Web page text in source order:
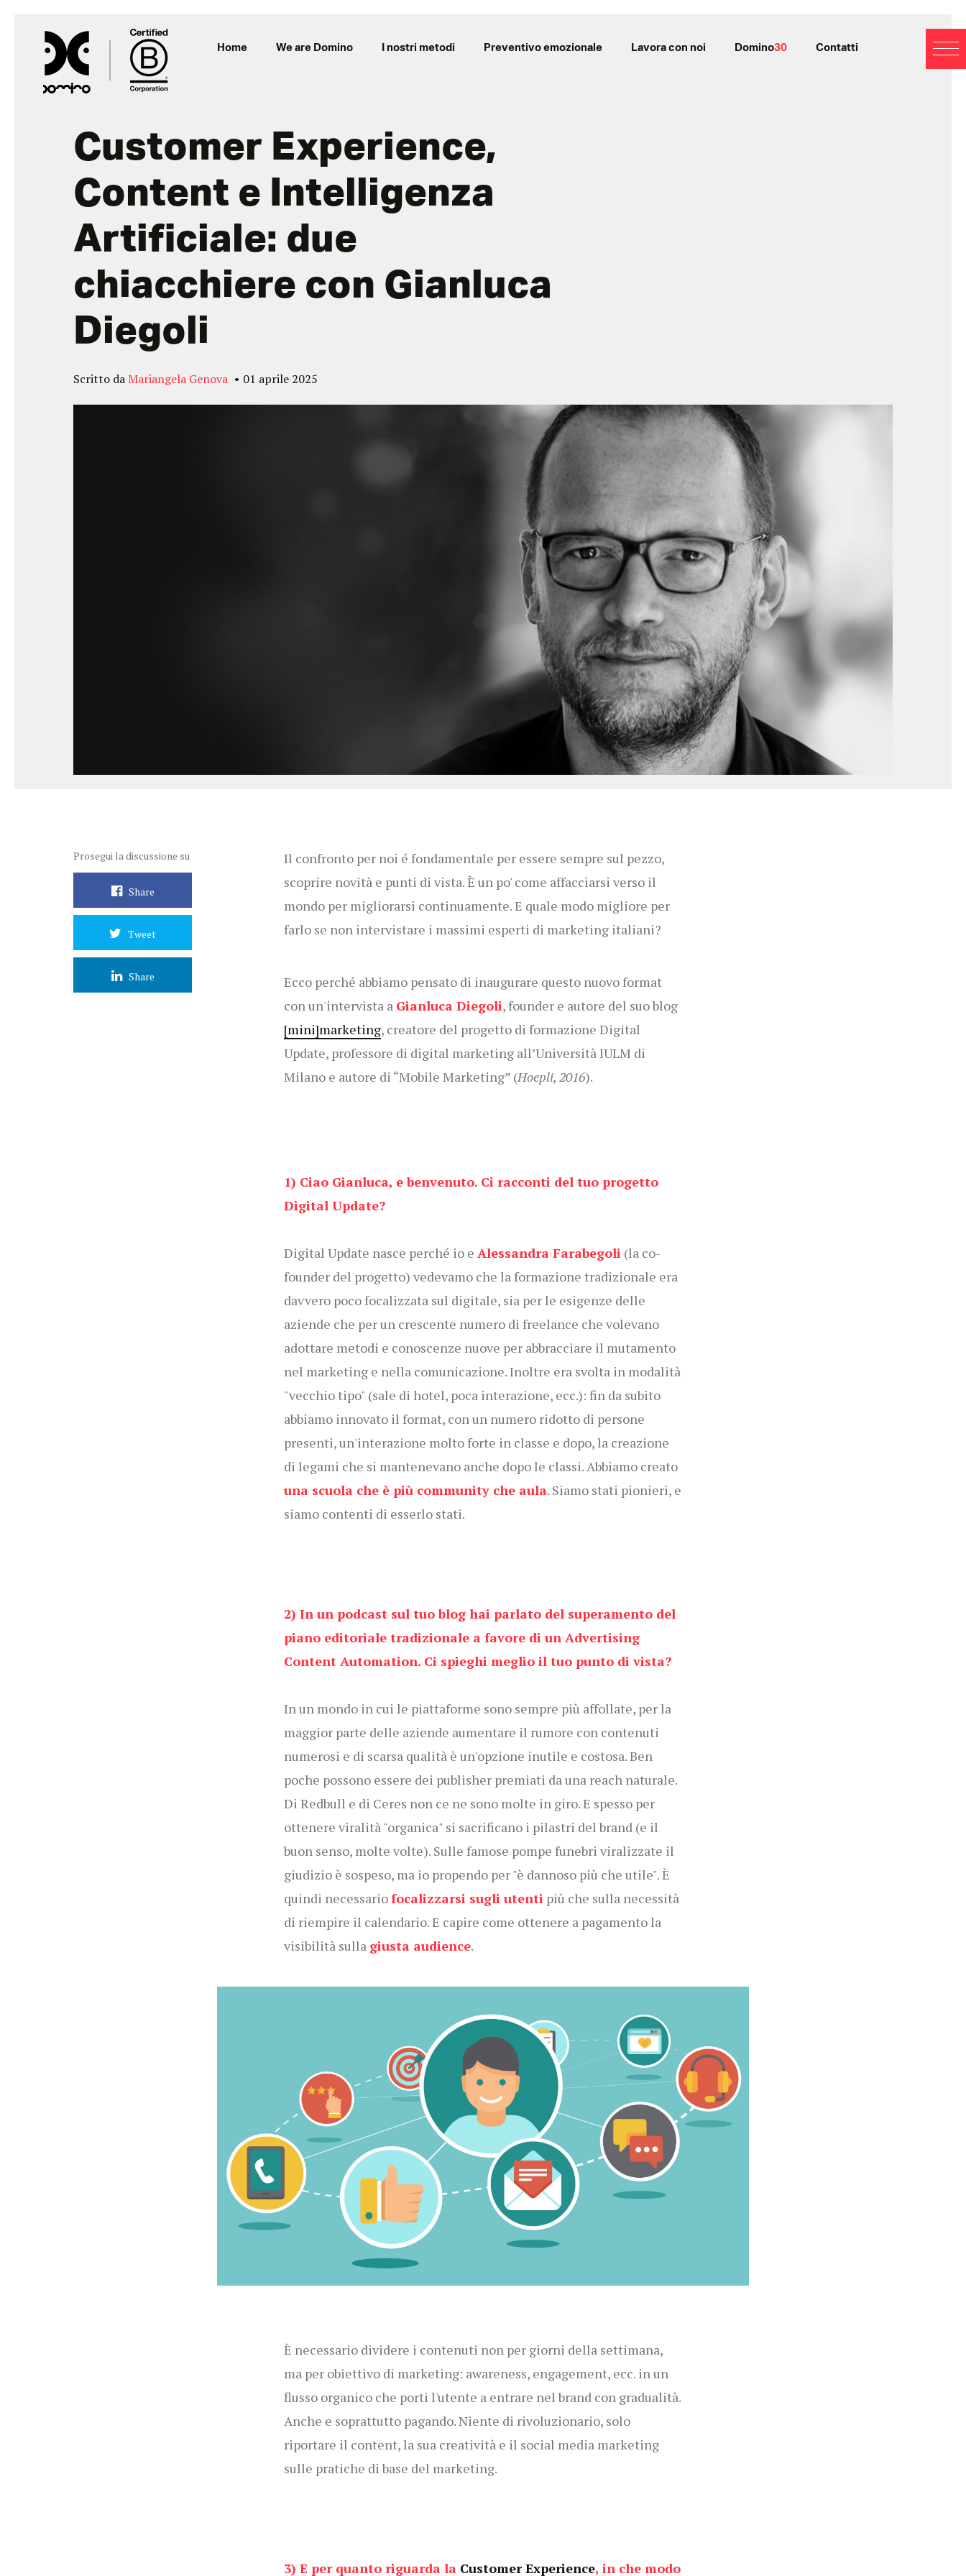
Home We are Domino I nostri metodi Preventivo emozionale Lavora con noi Domino30 Contatti
Customer Experience,
Content e Intelligenza
Artificiale: due
chiacchiere con Gianluca
Diegoli
Scritto daMariangela Genova 01 aprile 2025
Il confronto per noi é fondamentale per essere sempre sul pezzo,
scoprire novità e punti di vista. È un po' come affacciarsi verso il
mondo per migliorarsi continuamente. E quale modo migliore per
farlo se non intervistare i massimi esperti di marketing italiani?
Ecco perché abbiamo pensato di inaugurare questo nuovo format
con un'intervista a Gianluca Diegoli, founder e autore del suo blog
[mini]marketing, creatore del progetto di formazione Digital
Update, professore di digital marketing all’Università IULM di
Milano e autore di “Mobile Marketing” (Hoepli, 2016).
1) Ciao Gianluca, e benvenuto. Ci racconti del tuo progetto
Digital Update?
Digital Update nasce perché io e Alessandra Farabegoli (la co-
founder del progetto) vedevamo che la formazione tradizionale era
davvero poco focalizzata sul digitale, sia per le esigenze delle
aziende che per un crescente numero di freelance che volevano
adottare metodi e conoscenze nuove per abbracciare il mutamento
nel marketing e nella comunicazione. Inoltre era svolta in modalità
"vecchio tipo" (sale di hotel, poca interazione, ecc.): fin da subito
abbiamo innovato il format, con un numero ridotto di persone
presenti, un'interazione molto forte in classe e dopo, la creazione
di legami che si mantenevano anche dopo le classi. Abbiamo creato
una scuola che è più community che aula. Siamo stati pionieri, e
siamo contenti di esserlo stati.
2) In un podcast sul tuo blog hai parlato del superamento del
piano editoriale tradizionale a favore di un Advertising
Content Automation. Ci spieghi meglio il tuo punto di vista?
In un mondo in cui le piattaforme sono sempre più affollate, per la
maggior parte delle aziende aumentare il rumore con contenuti
numerosi e di scarsa qualità è un'opzione inutile e costosa. Ben
poche possono essere dei publisher premiati da una reach naturale.
Di Redbull e di Ceres non ce ne sono molte in giro. E spesso per
ottenere viralità "organica" si sacrificano i pilastri del brand (e il
buon senso, molte volte). Sulle famose pompe funebri viralizzate il
giudizio è sospeso, ma io propendo per "è dannoso più che utile". È
quindi necessariofocalizzarsi sugli utenti più che sulla necessità
di riempire il calendario. E capire come ottenere a pagamento la
visibilità sulla giusta audience.
È necessario dividere i contenuti non per giorni della settimana,
ma per obiettivo di marketing: awareness, engagement, ecc. in un
flusso organico che porti l'utente a entrare nel brand con gradualità.
Anche e soprattutto pagando. Niente di rivoluzionario, solo
riportare il content, la sua creatività e il social media marketing
sulle pratiche di base del marketing.
3) E per quanto riguarda la Customer Experience, in che modo
Prosegui la discussione su
Share
Tweet
Share